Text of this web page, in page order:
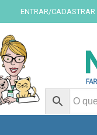
ENTRAR/CADASTRAR